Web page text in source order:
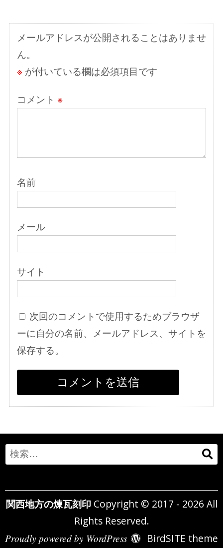
シ
ョ
ン
メールアドレスが公開されることはありませ
ん。
※が付いている欄は必須項目です
コメント ※
名前
メール
サイト
次回のコメントで使用するためブラウザ
ーに自分の名前、メールアドレス、サイトを
保存する。
Search
for:
関西地方の煉瓦刻印 Copyright © 2017 - 2026 All
Rights Reserved.
Proudly powered by WordPress BirdSITE theme